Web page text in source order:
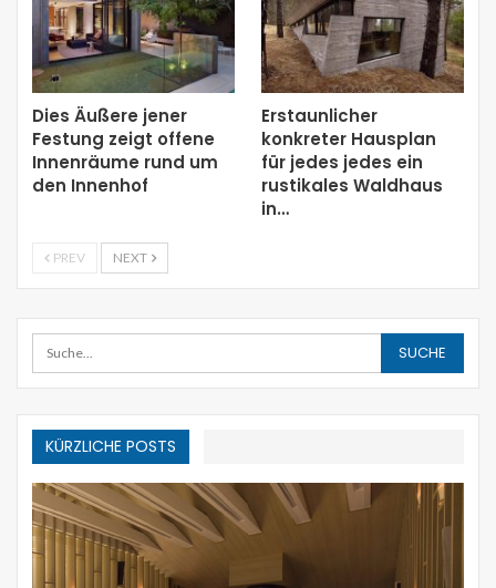
Dies Äußere jener
Festung zeigt offene
Innenräume rund um
den Innenhof
Erstaunlicher
konkreter Hausplan
für jedes jedes ein
rustikales Waldhaus
in…
PREV NEXT
KÜRZLICHE POSTS